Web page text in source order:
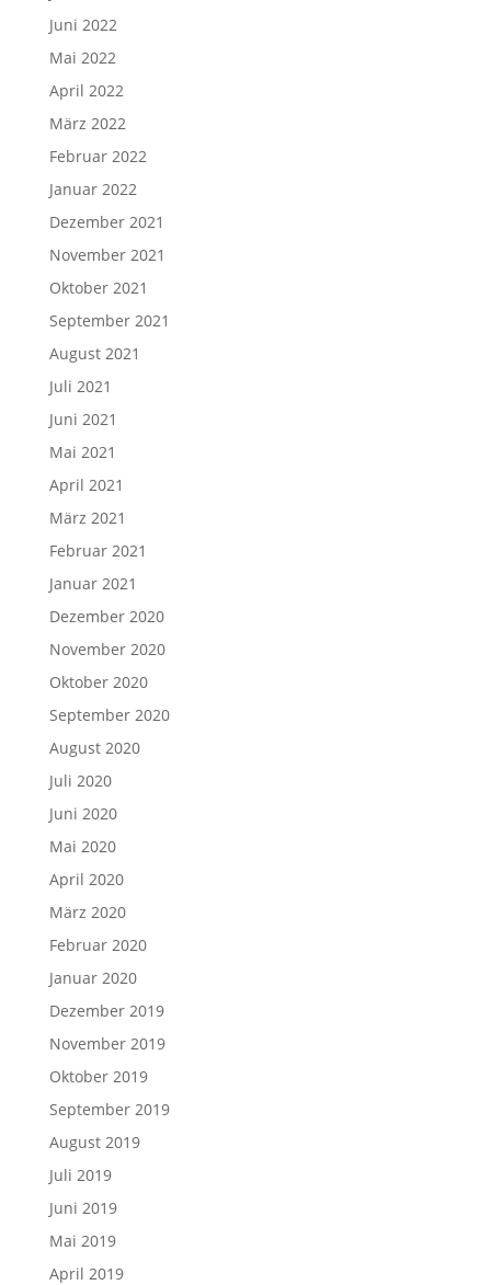
Juni 2022
Mai 2022
April 2022
März 2022
Februar 2022
Januar 2022
Dezember 2021
November 2021
Oktober 2021
September 2021
August 2021
Juli 2021
Juni 2021
Mai 2021
April 2021
März 2021
Februar 2021
Januar 2021
Dezember 2020
November 2020
Oktober 2020
September 2020
August 2020
Juli 2020
Juni 2020
Mai 2020
April 2020
März 2020
Februar 2020
Januar 2020
Dezember 2019
November 2019
Oktober 2019
September 2019
August 2019
Juli 2019
Juni 2019
Mai 2019
April 2019